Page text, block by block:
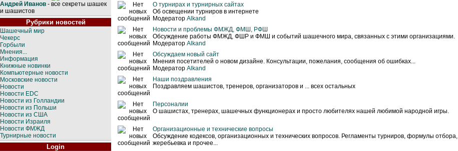
Андрей Иванов - все секреты шашек
и шашистов
Рубрики новостей
Шашечный мир
Чекерс
Горбыли
Мнения...
Информация
Книжные новинки
Компьютерные новости
Московские новости
Новости
Новости EDC
Новости из Голландии
Новости из Польши
Новости из США
Новости Израиля
Новости ФМЖД
Турнирные новости
Login
О турнирах и турнирных сайтах
Об освещении турниров в интернете
Модератор Alkand
Новости и проблемы ФМЖД, ФМШ, РФШ
Обсуждение работы ФМЖД, ФШР и ФМШ и событий шашечного мира, связанных с этими организациями.
Модератор Alkand
Обсуждаем новый сайт
Мнения посетителей о новом дизайне. Консультации, пожелания, сообщения об ошибках...
Модератор Alkand
Наши поздравления
Поздравляем шашистов, тренеров, организаторов и ... всех остальных
Персоналии
О шашистах, тренерах, шашечных функционерах и просто любителях нашей любимой народной игры.
Организационные и технические вопросы
Обсуждение кодексов, организационных и технических вопросов. Регламенты турниров, формулы отбора,
жеребьевка и прочее...